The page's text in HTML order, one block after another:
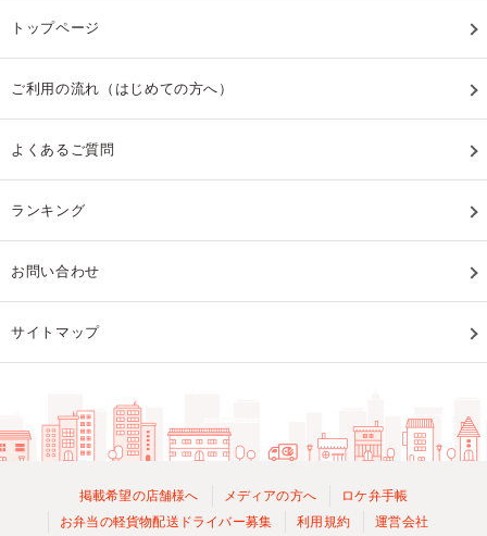
トップページ
ご利用の流れ（はじめての方へ）
よくあるご質問
ランキング
お問い合わせ
サイトマップ
掲載希望の店舗様へ メディアの方へ
ロケ弁手帳
お弁当の軽貨物配送ドライバー募集
利用規約 運営会社